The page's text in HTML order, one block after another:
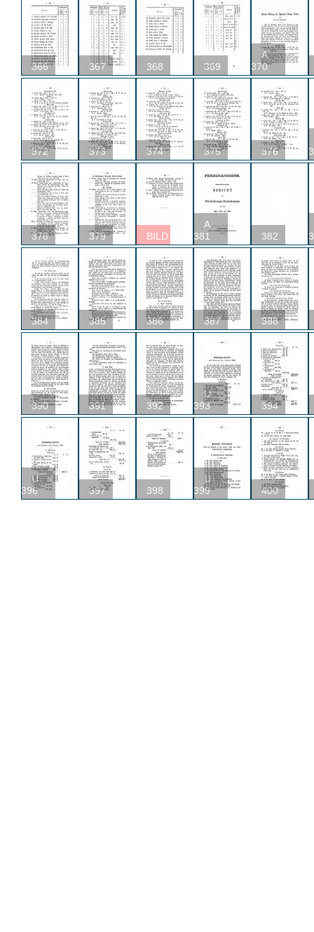
366 367 368 369
A
370
372 373 374 375 376
378 379 BILD
A
381
382
384 385 386 387 388
390 391 392
U
393
394
U
396
397 398
U
399
400